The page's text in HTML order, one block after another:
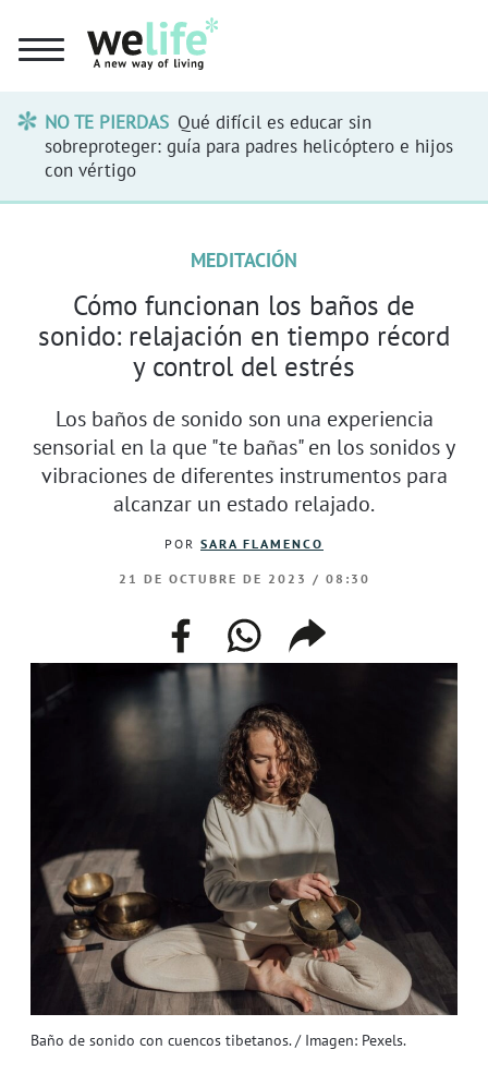
NO TE PIERDAS Qué difícil es educar sin
sobreproteger: guía para padres helicóptero e hijos
con vértigo
Baño de sonido con cuencos tibetanos. / Imagen: Pexels.
MEDITACIÓN
Cómo funcionan los baños de
sonido: relajación en tiempo récord
y control del estrés
Los baños de sonido son una experiencia
sensorial en la que "te bañas" en los sonidos y
vibraciones de diferentes instrumentos para
alcanzar un estado relajado.
POR SARA FLAMENCO
21 DE OCTUBRE DE 2023 / 08:30
facebookwhatsappcompartir
enlace